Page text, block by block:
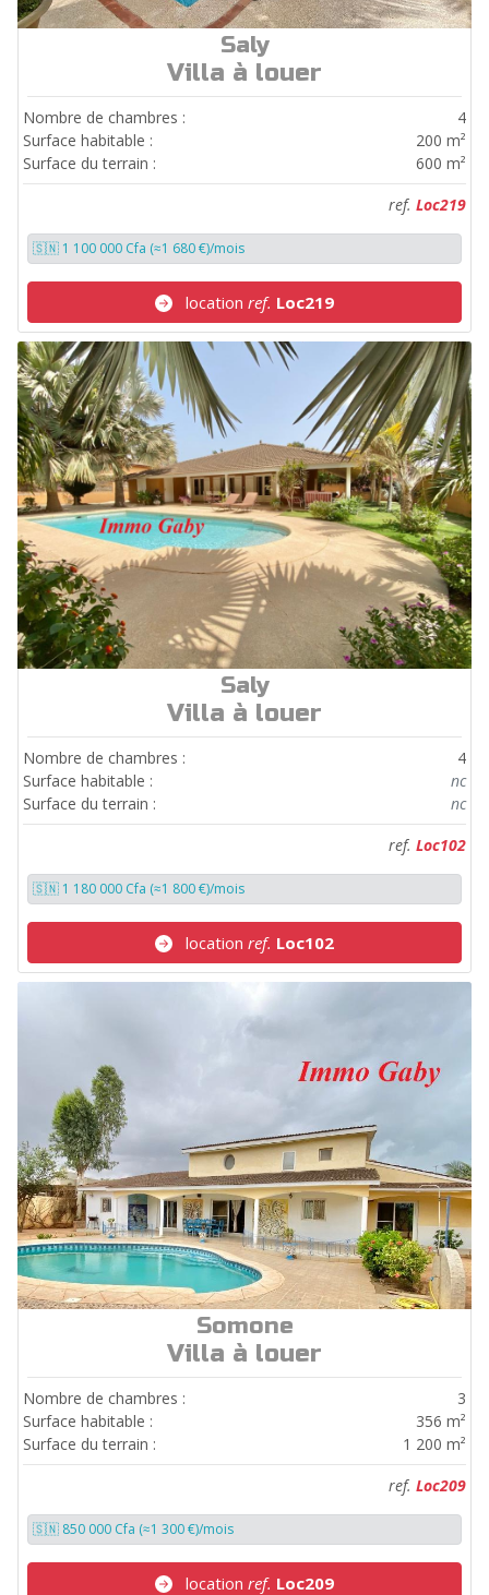
ref. Loc219
Saly
Villa à louer
Nombre de chambres :
4
Surface habitable :
200 m²
Surface du terrain :
600 m²
ref. Loc219
🇸🇳 1 100 000 Cfa (≈1 680 €)/mois
location ref. Loc219
ref. Loc102
Saly
Villa à louer
Nombre de chambres :
4
Surface habitable :
nc
Surface du terrain :
nc
ref. Loc102
🇸🇳 1 180 000 Cfa (≈1 800 €)/mois
location ref. Loc102
ref. Loc209
Somone
Villa à louer
Nombre de chambres :
3
Surface habitable :
356 m²
Surface du terrain :
1 200 m²
ref. Loc209
🇸🇳 850 000 Cfa (≈1 300 €)/mois
location ref. Loc209